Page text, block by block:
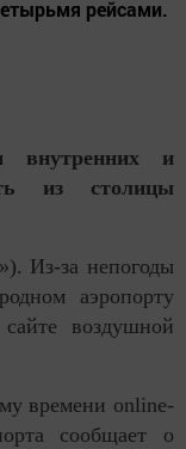
рейсами.
внутренних и
из столицы
Из-за непогоды
аэропорту
воздушной
времени online-
сообщает о